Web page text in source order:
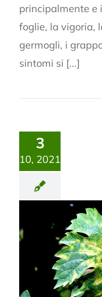
principalmente e
foglie, la vigoria,
germogli, i
sintomi si [...]
3
10, 2021